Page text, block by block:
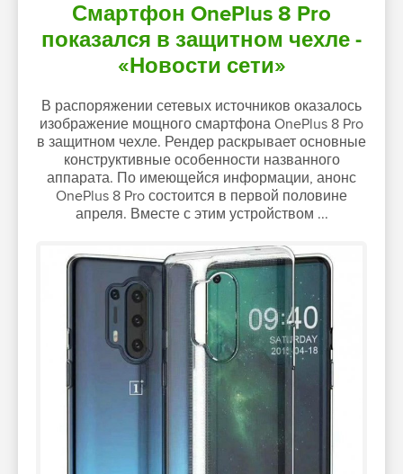
Смартфон OnePlus 8 Pro
показался в защитном чехле -
«Новости сети»
В распоряжении сетевых источников оказалось
изображение мощного смартфона OnePlus 8 Pro
в защитном чехле. Рендер раскрывает основные
конструктивные особенности названного
аппарата. По имеющейся информации, анонс
OnePlus 8 Pro состоится в первой половине
апреля. Вместе с этим устройством ...